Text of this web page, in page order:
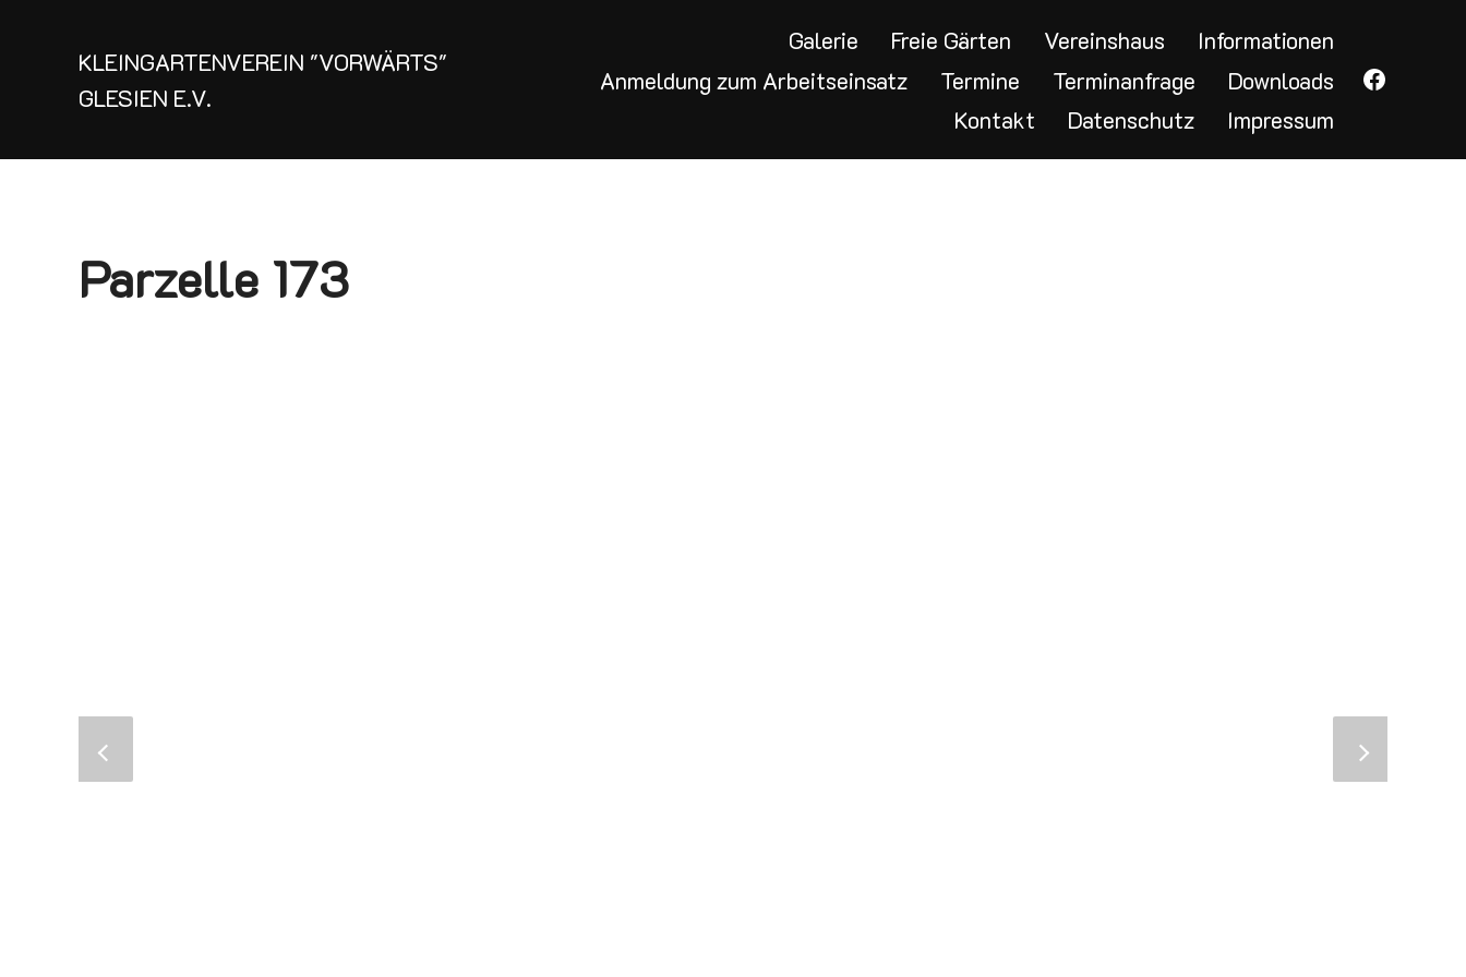
KLEINGARTENVEREIN "VORWÄRTS"
GLESIEN E.V.
Galerie Freie Gärten Vereinshaus
Informationen
Anmeldung zum Arbeitseinsatz
Termine Terminanfrage
Downloads
Kontakt
Datenschutz Impressum
Facebook
Parzelle 173